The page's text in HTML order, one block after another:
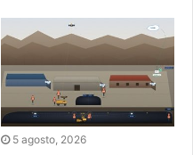
5 agosto, 2026